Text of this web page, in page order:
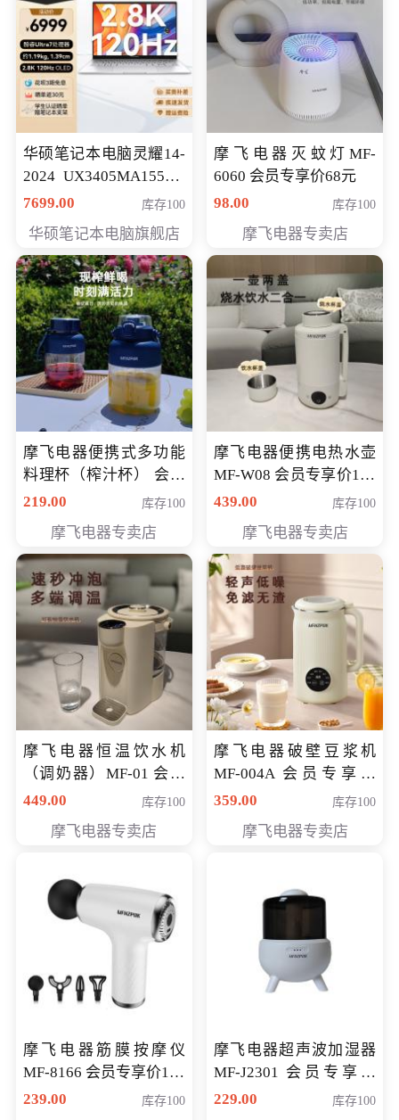
华硕笔记本电脑灵耀14-
2024 UX3405MA155夜
空蓝 oled 智慧轻薄本 会
7699.00 库存100
华硕笔记本电脑旗舰店
摩飞电器灭蚊灯MF-
6060 会员专享价68元
98.00
库存100
摩飞电器专卖店
摩飞电器便携式多功能
料理杯（榨汁杯） 会员
专享价118元
219.00 库存100
摩飞电器专卖店
摩飞电器便携电热水壶
MF-W08 会员专享价198
元
439.00 库存100
摩飞电器专卖店
摩飞电器恒温饮水机
（调奶器）MF-01 会员
专享价366元
449.00 库存100
摩飞电器专卖店
摩飞电器破壁豆浆机
MF-004A 会员专享价
168元
359.00 库存100
摩飞电器专卖店
摩飞电器筋膜按摩仪
MF-8166 会员专享价168
元
239.00 库存100
摩飞电器超声波加湿器
MF-J2301 会员专享价
168元
229.00 库存100